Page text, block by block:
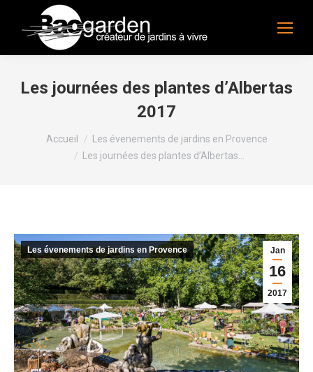
Les journées des plantes d’Albertas
2017
Vous êtes ici :
Accueil
Les évenements de jardins en Provence
Les journées des plantes d’Albertas…
Jan
16
2017
Les évenements de jardins en Provence